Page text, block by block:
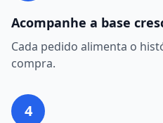
Acompanhe a base
Cada pedido alimenta o
compra.
4